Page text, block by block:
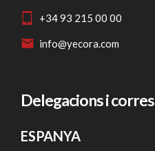
+34 93 215 00 00
info@yecora.com
Delegacions i
ESPANYA